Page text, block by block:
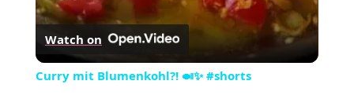
Watch on
Curry mit Blumenkohl?! 🍛✨ #shorts